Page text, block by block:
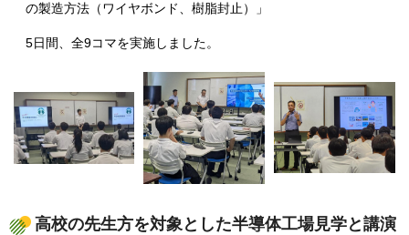
の製造方法（ワイヤボンド、樹脂封止）」
5日間、全9コマを実施しました。
高校の先生方を対象とした半導体工場見学と講演